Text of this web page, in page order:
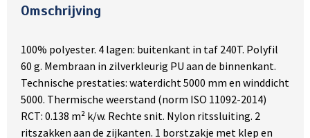
Omschrijving
100% polyester. 4 lagen: buitenkant in taf 240T. Polyfil
60 g. Membraan in zilverkleurig PU aan de binnenkant.
Technische prestaties: waterdicht 5000 mm en winddicht
5000. Thermische weerstand (norm ISO 11092-2014)
RCT: 0.138 m² k/w. Rechte snit. Nylon ritssluiting. 2
ritszakken aan de zijkanten. 1 borstzakje met klep en